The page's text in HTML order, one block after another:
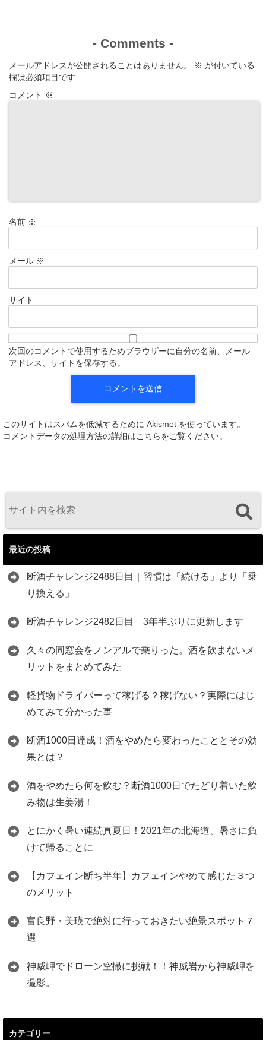
- Comments -
メールアドレスが公開されることはありません。 ※ が付いている
欄は必須項目です
コメント ※
名前 ※
メール ※
サイト
次回のコメントで使用するためブラウザーに自分の名前、メール
アドレス、サイトを保存する。
このサイトはスパムを低減するために Akismet を使っています。
コメントデータの処理方法の詳細はこちらをご覧ください。
最近の投稿
断酒チャレンジ2488日目｜習慣は「続ける」より「乗
り換える」
断酒チャレンジ2482日目 3年半ぶりに更新します
久々の同窓会をノンアルで乗りった。酒を飲まないメ
リットをまとめてみた
軽貨物ドライバーって稼げる？稼げない？実際にはじ
めてみて分かった事
断酒1000日達成！酒をやめたら変わったこととその効
果とは？
酒をやめたら何を飲む？断酒1000日でたどり着いた飲
み物は生姜湯！
とにかく暑い連続真夏日！2021年の北海道、暑さに負
けて帰ることに
【カフェイン断ち半年】カフェインやめて感じた３つ
のメリット
富良野・美瑛で絶対に行っておきたい絶景スポット７
選
神威岬でドローン空撮に挑戦！！神威岩から神威岬を
撮影。
カテゴリー